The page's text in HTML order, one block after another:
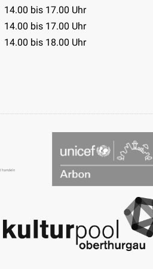
14.00 bis 17.00 Uhr
14.00 bis 17.00 Uhr
14.00 bis 18.00 Uhr